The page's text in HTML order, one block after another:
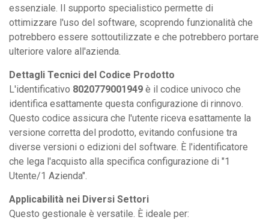
essenziale. Il supporto specialistico permette di
ottimizzare l'uso del software, scoprendo funzionalità che
potrebbero essere sottoutilizzate e che potrebbero portare
ulteriore valore all'azienda.
Dettagli Tecnici del Codice Prodotto
L'identificativo 8020779001949 è il codice univoco che
identifica esattamente questa configurazione di rinnovo.
Questo codice assicura che l'utente riceva esattamente la
versione corretta del prodotto, evitando confusione tra
diverse versioni o edizioni del software. È l'identificatore
che lega l'acquisto alla specifica configurazione di "1
Utente/1 Azienda".
Applicabilità nei Diversi Settori
Questo gestionale è versatile. È ideale per: